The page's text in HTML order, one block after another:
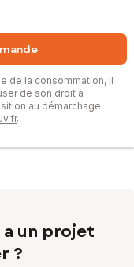
de la consommation, il
de son droit à
au démarchage
.
a un projet
?